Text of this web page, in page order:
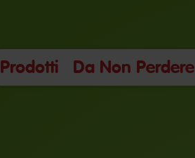
Prodotti Da Non Perdere